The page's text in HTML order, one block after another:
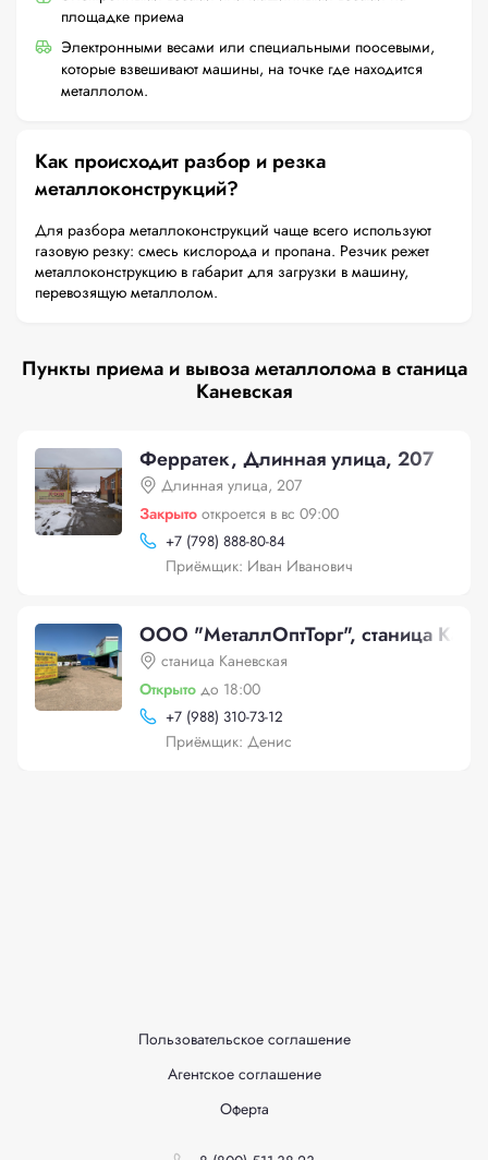
площадке приема
Электронными весами или специальными поосевыми,
которые взвешивают машины, на точке где находится
металлолом.
Как происходит разбор и резка
металлоконструкций?
Для разбора металлоконструкций чаще всего используют
газовую резку: смесь кислорода и пропана. Резчик режет
металлоконструкцию в габарит для загрузки в машину,
перевозящую металлолом.
Пункты приема и вывоза металлолома в станица
Каневская
Ферратек, Длинная улица, 207
Длинная улица, 207
Закрыто откроется в вс 09:00
+7 (798) 888-80-84
Приёмщик: Иван Иванович
ООО "МеталлОптТорг", станица
станица Каневская
Открыто до 18:00
+7 (988) 310-73-12
Приёмщик: Денис
Пользовательское соглашение
Агентское соглашение
Оферта